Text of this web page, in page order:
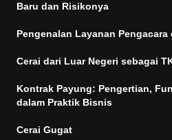
Baru dan Risikonya
Pengenalan Layanan Pengacara
Cerai dari Luar Negeri sebagai
Kontrak Payung: Pengertian,
dalam Praktik Bisnis
Cerai Gugat